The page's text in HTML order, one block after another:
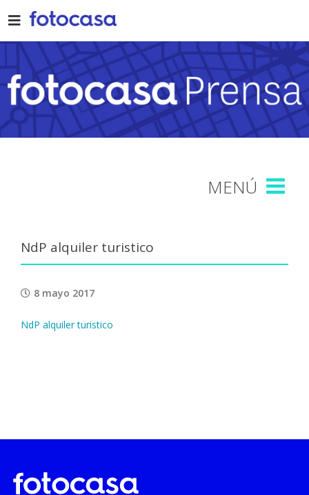
to
content
NdP alquiler turistico
8 mayo 2017
NdP alquiler turistico